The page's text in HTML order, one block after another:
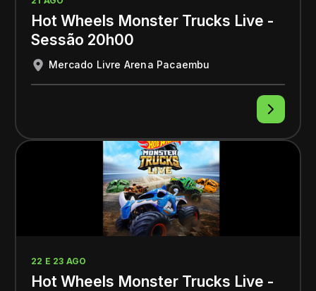
Hot Wheels Monster Trucks Live -
Sessão 20h00
Mercado Livre Arena Pacaembu
22 E 23 AGO
Hot Wheels Monster Trucks Live -